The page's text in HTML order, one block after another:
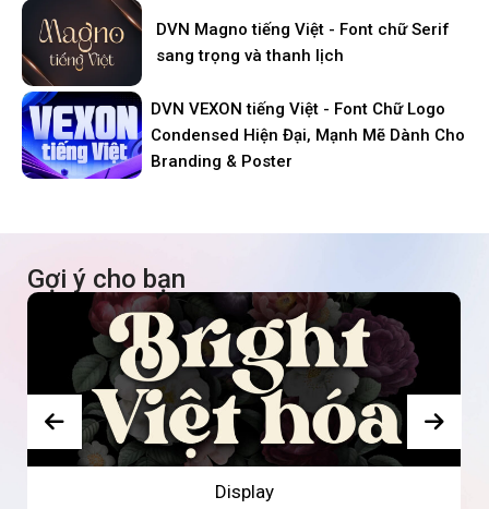
DVN Magno tiếng Việt - Font chữ Serif
sang trọng và thanh lịch
DVN VEXON tiếng Việt - Font Chữ Logo
Condensed Hiện Đại, Mạnh Mẽ Dành Cho
Branding & Poster
Gợi ý cho bạn
Display